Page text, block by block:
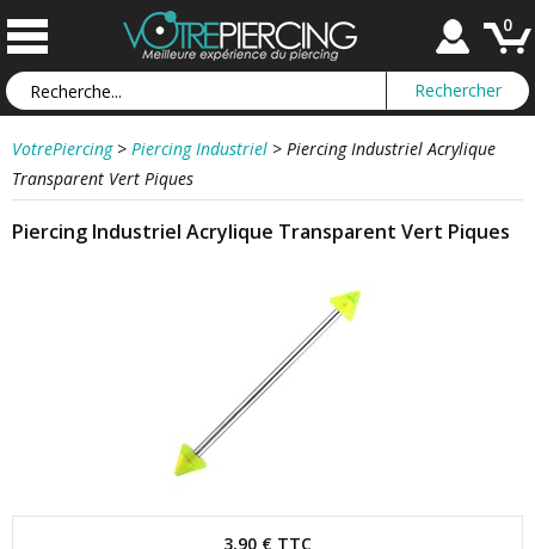
0
VotrePiercing > Piercing Industriel > Piercing Industriel Acrylique
Transparent Vert Piques
Piercing Industriel Acrylique Transparent Vert Piques
3,90 € TTC